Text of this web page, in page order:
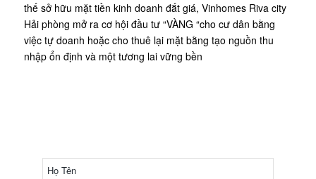
thế sở hữu mặt tiền kinh doanh đắt giá, Vinhomes Riva city
Hải phòng mở ra cơ hội đầu tư “VÀNG “cho cư dân bằng
việc tự doanh hoặc cho thuê lại mặt bằng tạo nguồn thu
nhập ổn định và một tương lai vững bền